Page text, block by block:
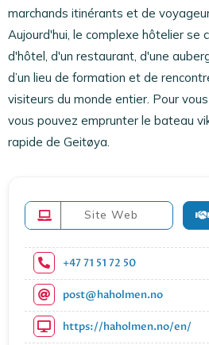
marchands itinérants et de
Aujourd'hui, le complexe hôtelier se
d'hôtel, d'un restaurant, d'une
d’un lieu de formation et de
visiteurs du monde entier. Pour
vous pouvez emprunter le bateau
rapide de Geitøya.
Site Web
+47 71 51 72 50
post@haholmen.no
https://haholmen.no/en/